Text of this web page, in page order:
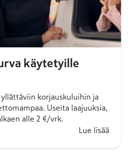
käytetyille
yllättäviin korjauskuluihin ja
Useita laajuuksia,
alle 2 €/vrk.
Lue lisää